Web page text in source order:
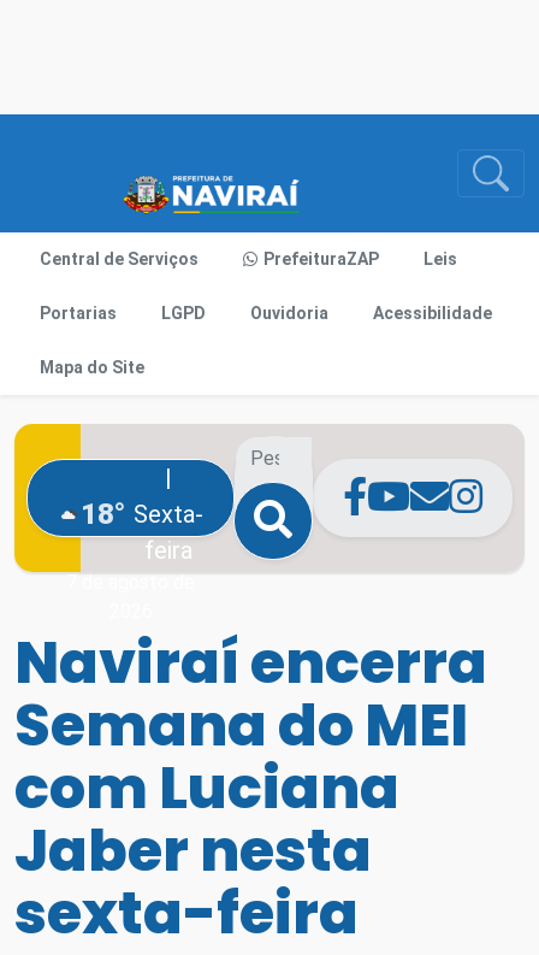
Central de Serviços PrefeituraZAP Leis
Portarias LGPD Ouvidoria Acessibilidade
Mapa do Site
18°
|
Sexta-
feira
7 de agosto de
Naviraí encerra
Semana do MEI
com Luciana
Jaber nesta
sexta-feira